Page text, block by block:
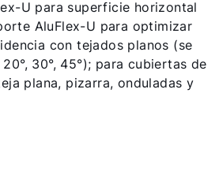
U para superficie horizontal
AluFlex-U para optimizar
con tejados planos (se
30°, 45°); para cubiertas de
plana, pizarra, onduladas y